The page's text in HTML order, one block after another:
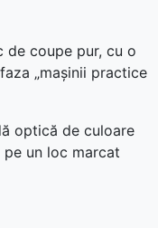
de coupe pur, cu o
„mașinii practice
optică de culoare
un loc marcat